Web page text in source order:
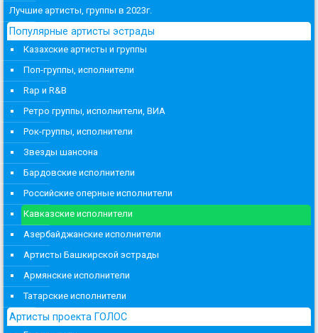
Лучшие артисты, группы в 2023г.
Популярные артисты эстрады
Казахские артисты и группы
Поп-группы, исполнители
Rap и R&B
Ретро группы, исполнители, ВИА
Рок-группы, исполнители
Звезды шансона
Бардовские исполнители
Российские оперные исполнители
Кавказские исполнители
Азербайджанские исполнители
Артисты Башкирской эстрады
Армянские исполнители
Татарские исполнители
Артисты проекта ГОЛОС